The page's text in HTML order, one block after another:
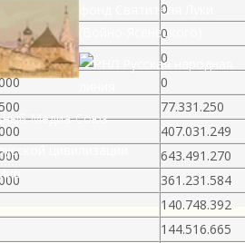
0
0
0
0
77.331.250
407.031.249
643.491.270
361.231.584
140.748.392
144.516.665